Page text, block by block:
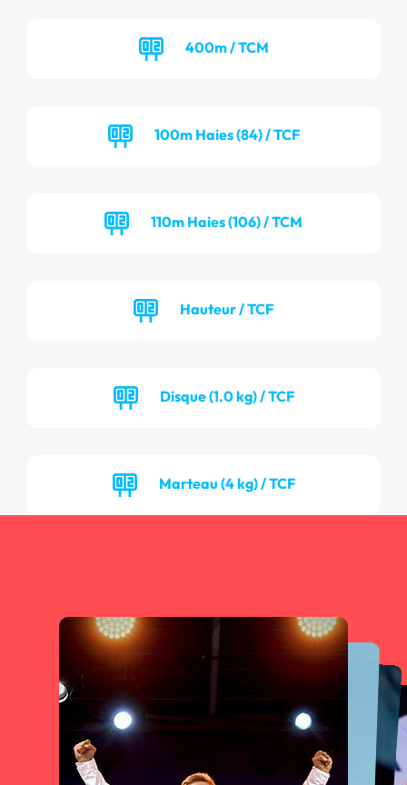
400m / TCM
100m Haies (84) / TCF
110m Haies (106) / TCM
Hauteur / TCF
Disque (1.0 kg) / TCF
Marteau (4 kg) / TCF